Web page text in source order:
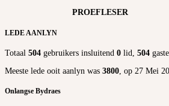
PROEFLESER
LEDE AANLYN
Totaal 504 gebruikers insluitend 0 lid, 504
Meeste lede ooit aanlyn was 3800, op 27 Mei
Onlangse Bydraes